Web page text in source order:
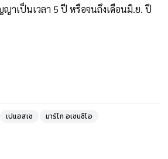
ญาเป็นเวลา 5 ปี หรือจนถึงเดือนมิ.ย. ปี
เปแอสเช
มาร์โก อเซนซิโอ